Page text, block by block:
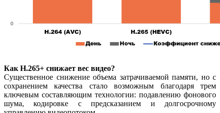
Как H.265+ снижает вес видео?
Существенное снижение объема затрачиваемой памяти, но с
сохранением качества стало возможным благодаря трем
ключевым составляющим технологии: подавлению фонового
шума, кодировке с предсказанием и долгосрочному